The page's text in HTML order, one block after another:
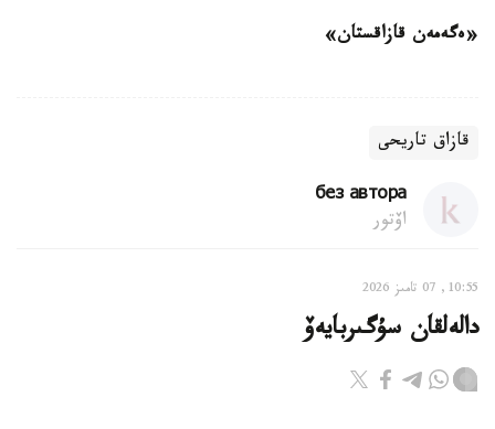
«ەگەمەن قازاقستان»
قازاق تاريحى
без автора
اۆتور
10:55, 07 تامىز 2026
دالەلقان سۇگىربايەۆ